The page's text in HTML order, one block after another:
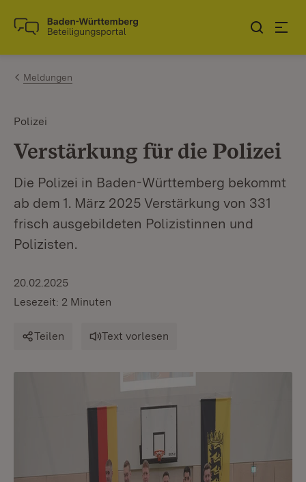
Zum Inhalt springen
Link zur Startseite
Meldungen
Polizei
Verstärkung für die Polizei
Die Polizei in Baden-Württemberg bekommt
ab dem 1. März 2025 Verstärkung von 331
frisch ausgebildeten Polizistinnen und
Polizisten.
20.02.2025
Lesezeit: 2 Minuten
Teilen Text vorlesen